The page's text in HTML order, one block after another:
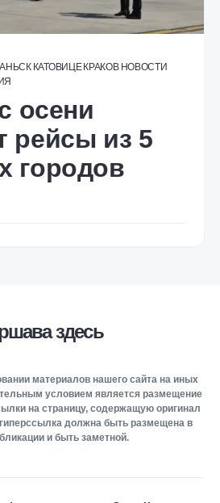
КАТОВИЦЕ КРАКОВ НОВОСТИ
осени
рейсы из 5
городов
здесь
материалов нашего сайта на иных
условием является размещение
на страницу, содержащую оригинал
должна быть размещена в
и быть заметной.